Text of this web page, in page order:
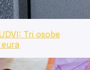
Tri osobe